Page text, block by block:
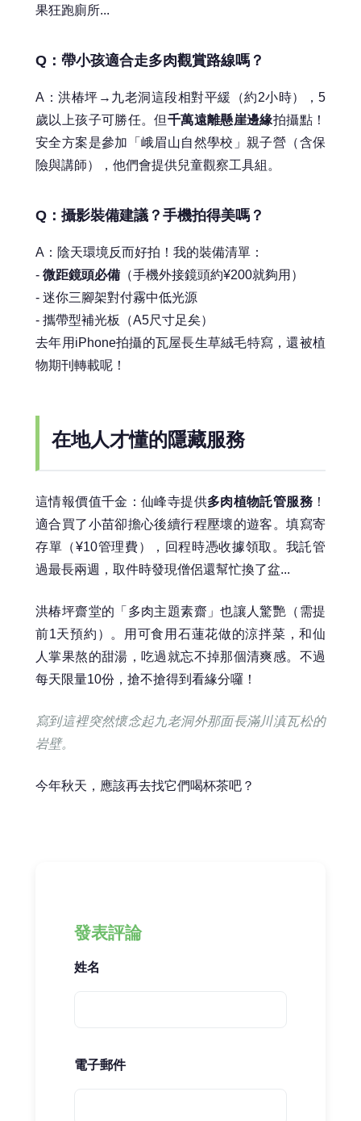
果狂跑廁所...
Q：帶小孩適合走多肉觀賞路線嗎？
A：洪椿坪→九老洞這段相對平緩（約2小時），5
歲以上孩子可勝任。但千萬遠離懸崖邊緣拍攝點！
安全方案是參加「峨眉山自然學校」親子營（含保
險與講師），他們會提供兒童觀察工具組。
Q：攝影裝備建議？手機拍得美嗎？
A：陰天環境反而好拍！我的裝備清單：
- 微距鏡頭必備 （手機外接鏡頭約¥200就夠用）
- 迷你三腳架對付霧中低光源
- 攜帶型補光板（A5尺寸足矣）
去年用iPhone拍攝的瓦屋長生草絨毛特寫，還被植
物期刊轉載呢！
在地人才懂的隱藏服務
這情報價值千金：仙峰寺提供多肉植物託管服務 ！
適合買了小苗卻擔心後續行程壓壞的遊客。填寫寄
存單（¥10管理費），回程時憑收據領取。我託管
過最長兩週，取件時發現僧侶還幫忙換了盆...
洪椿坪齋堂的「多肉主題素齋」也讓人驚艷（需提
前1天預約）。用可食用石蓮花做的涼拌菜，和仙
人掌果熬的甜湯，吃過就忘不掉那個清爽感。不過
每天限量10份，搶不搶得到看緣分囉！
寫到這裡突然懷念起九老洞外那面長滿川滇瓦松的
岩壁。
今年秋天，應該再去找它們喝杯茶吧？
發表評論
姓名
電子郵件